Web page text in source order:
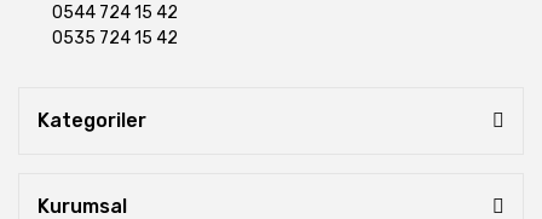
0544 724 15 42
0535 724 15 42
Kategoriler
Kurumsal